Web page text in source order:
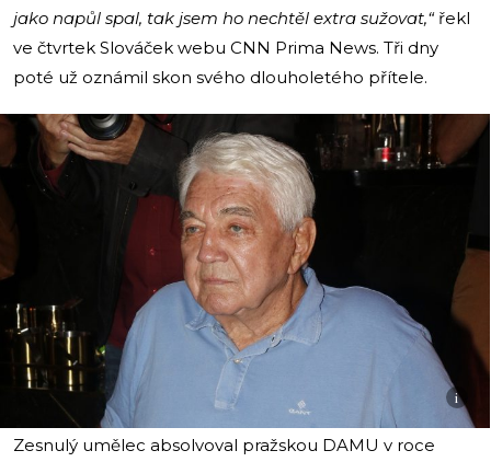
jako napůl spal, tak jsem ho nechtěl extra sužovat,“ řekl
ve čtvrtek Slováček webu CNN Prima News. Tři dny
poté už oznámil skon svého dlouholetého přítele.
i
Zesnulý umělec absolvoval pražskou DAMU v roce